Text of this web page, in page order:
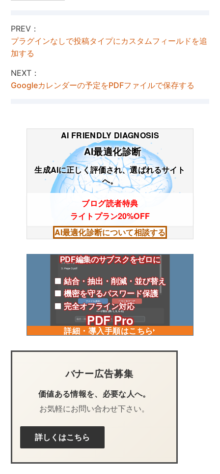
PREV：
プラグインなしで投稿タイプにカスタムフィールドを追
加する
NEXT：
Googleカレンダーの予定をPDFファイルで保存する
AI FRIENDLY DIAGNOSIS
AI最適化診断
生成AIに正しく評価され、選ばれるサイト
へ。
ブログ読者特典
ライトプラン20%OFF
AI最適化診断について相談する
PDF編集のサブスクをゼロに
結合・抽出・削減・並び替え
機密を守るパスワード保護
完全オフライン対応
PDF Pro
詳細・導入手順はこちら
バナー広告募集
価値ある情報を、必要な人へ。
お気軽にお問い合わせ下さい。
詳しくはこちら